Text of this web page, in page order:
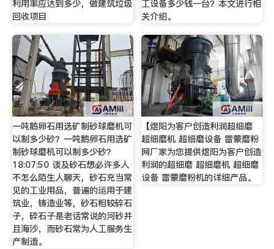
利用率应达到多少，做建筑垃圾
回收项目
工设备多少钱一台？本文进行相
关介绍。
一吨鹅卵石用选矿制砂球磨机可
以制多少砂？一吨鹅卵石用选矿
制砂球磨机可以制多少砂？
18:07:50 谈及砂石想必许多人
不怎么陌生人聊天，砂石充当常
见的工业用品，普遍的运用于建
筑业，铸造业等，砂石相较碎石
子，碎石子是老话常说的河砂并
且海沙，而砂石常为人工服务生
产制造。
【煜阳为客户创造利润超细磨
超细磨机 超细磨设备 雷蒙磨粉
网厂家为您提供煜阳为客户创造
利润的超细磨 超细磨机 超细磨
设备 雷蒙磨粉机的详细产品。